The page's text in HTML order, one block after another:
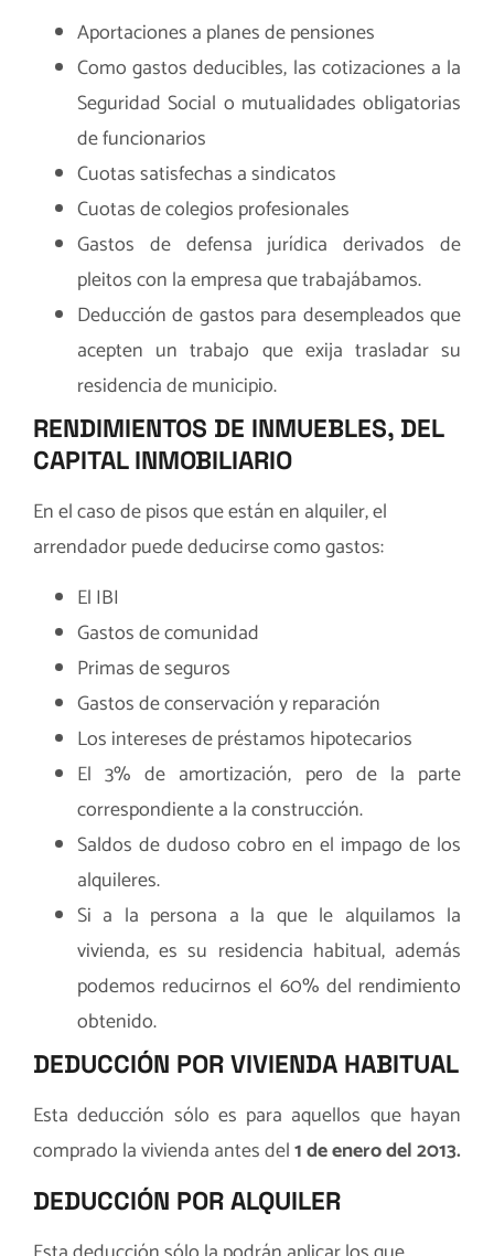
Aportaciones a planes de pensiones
Como gastos deducibles, las cotizaciones a la
Seguridad Social o mutualidades obligatorias
de funcionarios
Cuotas satisfechas a sindicatos
Cuotas de colegios profesionales
Gastos de defensa jurídica derivados de
pleitos con la empresa que trabajábamos.
Deducción de gastos para desempleados que
acepten un trabajo que exija trasladar su
residencia de municipio.
RENDIMIENTOS DE INMUEBLES, DEL
CAPITAL INMOBILIARIO
En el caso de pisos que están en alquiler, el
arrendador puede deducirse como gastos:
El IBI
Gastos de comunidad
Primas de seguros
Gastos de conservación y reparación
Los intereses de préstamos hipotecarios
El 3% de amortización, pero de la parte
correspondiente a la construcción.
Saldos de dudoso cobro en el impago de los
alquileres.
Si a la persona a la que le alquilamos la
vivienda, es su residencia habitual, además
podemos reducirnos el 60% del rendimiento
obtenido.
DEDUCCIÓN POR VIVIENDA HABITUAL
Esta deducción sólo es para aquellos que hayan
comprado la vivienda antes del1 de enero del 2013.
DEDUCCIÓN POR ALQUILER